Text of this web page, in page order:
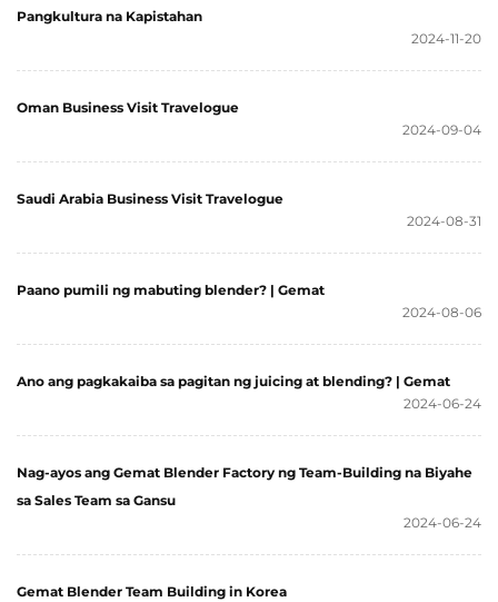
Pangkultura na Kapistahan
2024-11-20
Oman Business Visit Travelogue
2024-09-04
Saudi Arabia Business Visit Travelogue
2024-08-31
Paano pumili ng mabuting blender? | Gemat
2024-08-06
Ano ang pagkakaiba sa pagitan ng juicing at blending? | Gemat
2024-06-24
Nag-ayos ang Gemat Blender Factory ng Team-Building na Biyahe
sa Sales Team sa Gansu
2024-06-24
Gemat Blender Team Building in Korea